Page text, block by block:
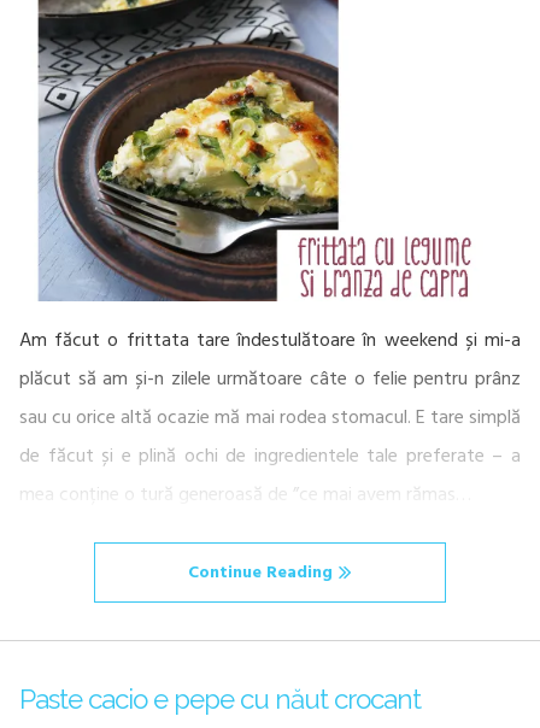
Am făcut o frittata tare îndestulătoare în weekend și mi-a
plăcut să am și-n zilele următoare câte o felie pentru prânz
sau cu orice altă ocazie mă mai rodea stomacul. E tare simplă
de făcut și e plină ochi de ingredientele tale preferate – a
mea conține o tură generoasă de ”ce mai avem rămas…
Continue Reading
Paste cacio e pepe cu năut crocant